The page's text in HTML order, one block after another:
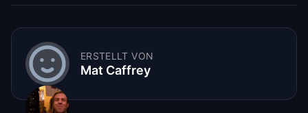
ERSTELLT VON
Mat Caffrey